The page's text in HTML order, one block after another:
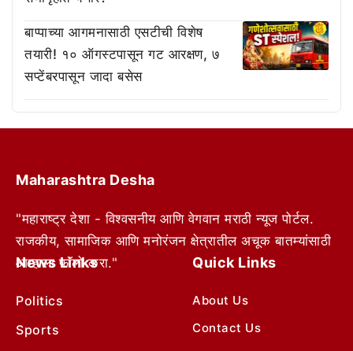
बाप्पाच्या आगमनासाठी एसटीची विशेष
तयारी! १० ऑगस्टपासून गट आरक्षण, ७
सप्टेंबरपासून जादा बसेस
Maharashtra Desha
"महाराष्ट्र देशा - विश्वसनीय आणि वेगवान मराठी न्यूज पोर्टल.
राजकीय, सामाजिक आणि मनोरंजन क्षेत्रातील अचूक बातम्यांसाठी
आम्हाला फॉलो करा."
News Links
Politics
Sports
Quick Links
About Us
Contact Us